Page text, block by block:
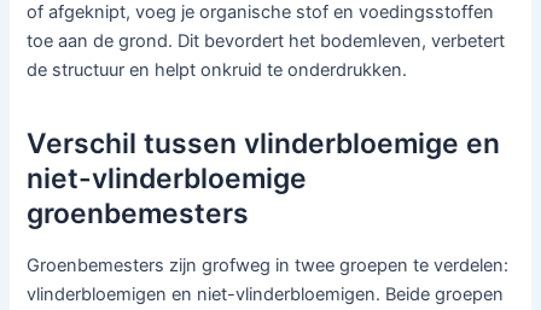
of afgeknipt, voeg je organische stof en voedingsstoffen
toe aan de grond. Dit bevordert het bodemleven, verbetert
de structuur en helpt onkruid te onderdrukken.
Verschil tussen vlinderbloemige en
niet-vlinderbloemige
groenbemesters
Groenbemesters zijn grofweg in twee groepen te verdelen:
vlinderbloemigen en niet-vlinderbloemigen. Beide groepen